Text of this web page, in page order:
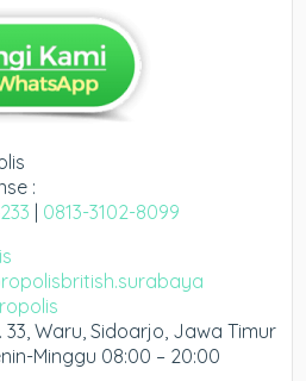
:
| 0813-3102-8099
Waru, Sidoarjo, Jawa Timur
Minggu 08:00 – 20:00